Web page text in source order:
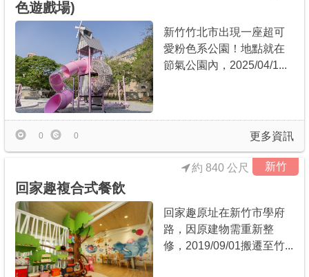
色遊戲場)
新竹竹北市出現一座超可
愛粉色系公園！地點就在
節氣公園內，2025/04/1...
更多資訊
0 0
新竹
回家趣複合式餐飲
約 840 公尺
回家趣原址在新竹市學府
路，因原建物需重新整
修，2019/09/01搬遷至竹...